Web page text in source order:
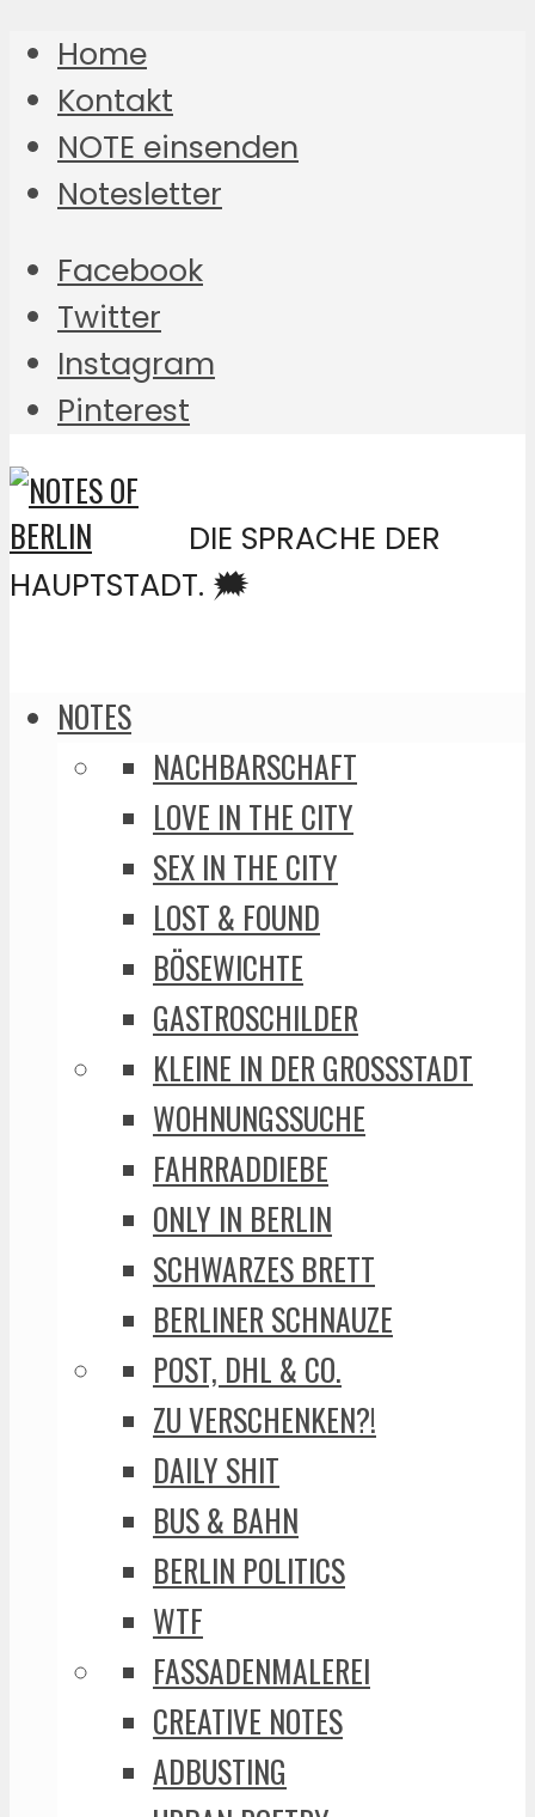
Home
Kontakt
NOTE einsenden
Notesletter
Facebook
Twitter
Instagram
Pinterest
DIE SPRACHE DER
HAUPTSTADT. 🗯️
NOTES
NACHBARSCHAFT
LOVE IN THE CITY
SEX IN THE CITY
LOST & FOUND
BÖSEWICHTE
GASTROSCHILDER
KLEINE IN DER GROSSSTADT
WOHNUNGSSUCHE
FAHRRADDIEBE
ONLY IN BERLIN
SCHWARZES BRETT
BERLINER SCHNAUZE
POST, DHL & CO.
ZU VERSCHENKEN?!
DAILY SHIT
BUS & BAHN
BERLIN POLITICS
WTF
FASSADENMALEREI
CREATIVE NOTES
ADBUSTING